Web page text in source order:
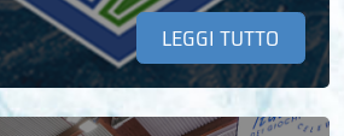
LEGGI TUTTO